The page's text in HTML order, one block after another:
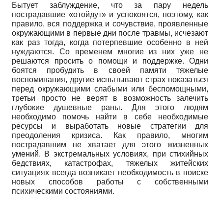
Бытует заблуждение, что за пару недель
пострадавшие «отойдут» и успокоятся, поэтому, как
правило, вся поддержка и сочувствие, проявленные
окружающими в первые дни после травмы, исчезают
как раз тогда, когда потерпевшие особенно в ней
нуждаются. Со временем многие из них уже не
решаются просить о помощи и поддержке. Одни
боятся пробудить в своей памяти тяжелые
воспоминания, другие испытывают страх показаться
перед окружающими слабыми или беспомощными,
третьи просто не верят в возможность залечить
глубокие душевные раны. Для этого людям
необходимо помочь найти в себе необходимые
ресурсы и выработать новые стратегии для
преодоления кризиса. Как правило, многим
пострадавшим не хватает для этого жизненных
умений. В экстремальных условиях, при стихийных
бедствиях, катастрофах, тяжелых житейских
ситуациях всегда возникает необходимость в поиске
новых способов работы с собственными
психическими состояниями.